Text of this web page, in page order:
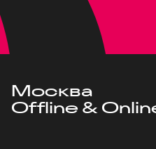
Москва
Offline &